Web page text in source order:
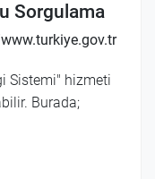
Sorgulama
Sistemi" hizmeti
Burada;